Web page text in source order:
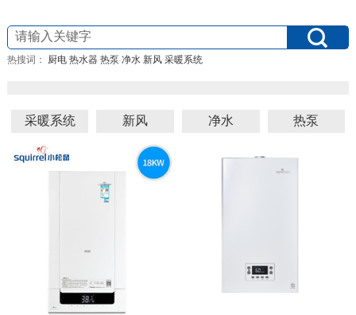
热搜词： 厨电 热水器 热泵 净水 新风 采暖系统
采暖系统 新风 净水 热泵